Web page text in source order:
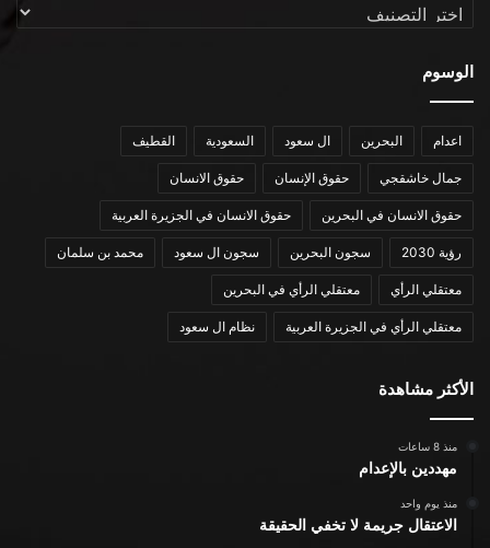
التصنيفات
الوسوم
اعدام البحرين ال سعود السعودية القطيف
جمال خاشقجي حقوق الإنسان حقوق الانسان
حقوق الانسان في البحرين حقوق الانسان في الجزيرة العربية
رؤية 2030 سجون البحرين سجون ال سعود محمد بن سلمان
معتقلي الرأي معتقلي الرأي في البحرين
معتقلي الرأي في الجزيرة العربية نظام ال سعود
الأكثر مشاهدة
منذ 8 ساعات
مهددين بالإعدام
منذ يوم واحد
الاعتقال جريمة لا تخفي الحقيقة